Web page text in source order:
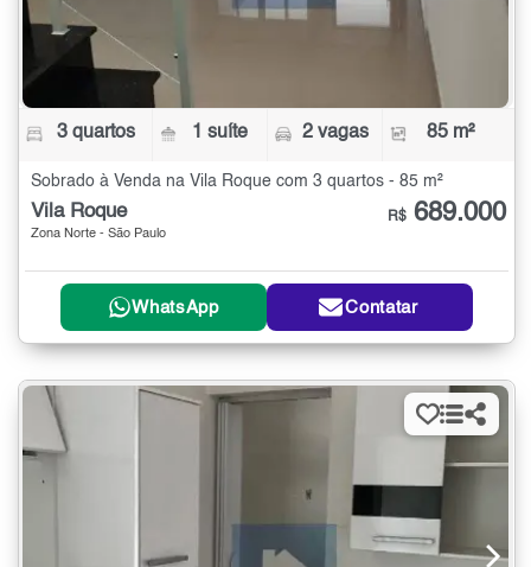
3 quartos 1 suíte 2 vagas 85 m²
Sobrado à Venda na Vila Roque com 3 quartos - 85 m²
Vila Roque
Zona Norte - São Paulo
R$ 689.000
WhatsApp Contatar